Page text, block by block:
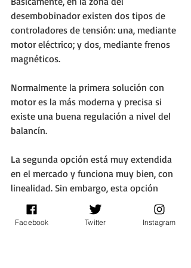
desembobinador existen dos tipos de
controladores de tensión: una, mediante
motor eléctrico; y dos, mediante frenos
magnéticos.
Normalmente la primera solución con
motor es la más moderna y precisa si
existe una buena regulación a nivel del
balancín.
La segunda opción está muy extendida
en el mercado y funciona muy bien, con
linealidad. Sin embargo, esta opción
presenta dos problemas: se tiene que
hacer un mantenimiento de polvo
Facebook Twitter Instagram